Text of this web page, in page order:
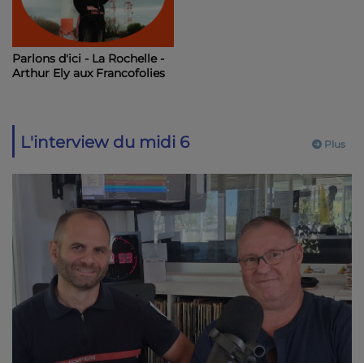
Parlons d'ici - La Rochelle -
Arthur Ely aux Francofolies
Plus
L'interview du midi 6